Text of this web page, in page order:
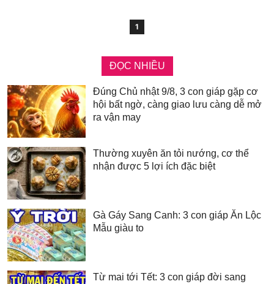
1
ĐỌC NHIỀU
Đúng Chủ nhật 9/8, 3 con giáp gặp cơ
hội bất ngờ, càng giao lưu càng dễ mở
ra vận may
Thường xuyên ăn tỏi nướng, cơ thể
nhận được 5 lợi ích đặc biệt
Gà Gáy Sang Canh: 3 con giáp Ăn Lộc
Mẫu giàu to
Từ mai tới Tết: 3 con giáp đời sang